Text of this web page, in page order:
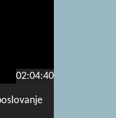
02:04:40